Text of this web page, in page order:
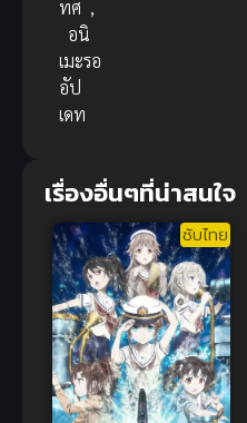
ทศ ,
อนิ
เมะรอ
อัป
เดท
เรื่องอื่นๆที่น่าสนใจ
ซับไทย